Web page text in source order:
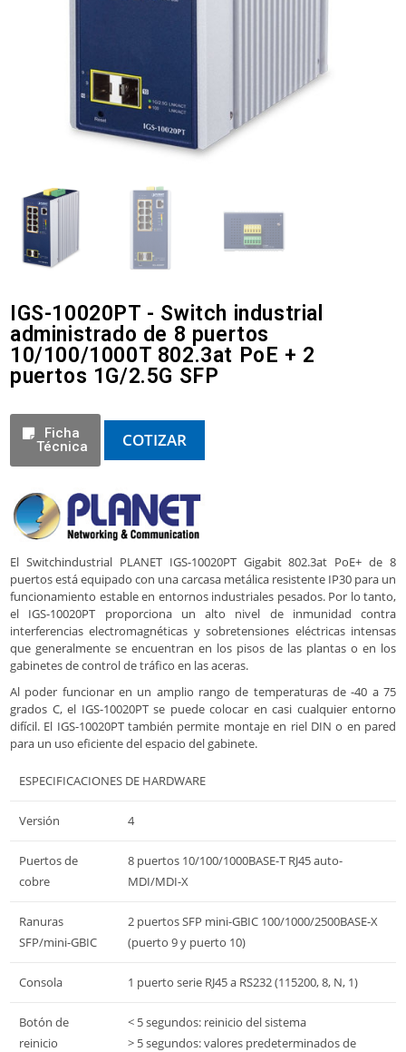
IGS-10020PT - Switch industrial
administrado de 8 puertos
10/100/1000T 802.3at PoE + 2
puertos 1G/2.5G SFP
Ficha
Técnica
COTIZAR
El Switchindustrial PLANET IGS-10020PT Gigabit 802.3at PoE+ de 8
puertos está equipado con una carcasa metálica resistente IP30 para un
funcionamiento estable en entornos industriales pesados. Por lo tanto,
el IGS-10020PT proporciona un alto nivel de inmunidad contra
interferencias electromagnéticas y sobretensiones eléctricas intensas
que generalmente se encuentran en los pisos de las plantas o en los
gabinetes de control de tráfico en las aceras.
Al poder funcionar en un amplio rango de temperaturas de -40 a 75
grados C, el IGS-10020PT se puede colocar en casi cualquier entorno
difícil. El IGS-10020PT también permite montaje en riel DIN o en pared
para un uso eficiente del espacio del gabinete.
ESPECIFICACIONES DE HARDWARE
Versión 4
Puertos de
cobre
8 puertos 10/100/1000BASE-T RJ45 auto-
MDI/MDI-X
Ranuras
SFP/mini-GBIC
2 puertos SFP mini-GBIC 100/1000/2500BASE-X
(puerto 9 y puerto 10)
Consola 1 puerto serie RJ45 a RS232 (115200, 8, N, 1)
Botón de
reinicio
< 5 segundos: reinicio del sistema
> 5 segundos: valores predeterminados de